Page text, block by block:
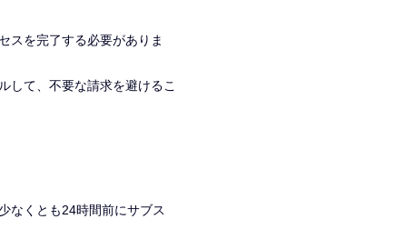
スを完了する必要がありま
して、不要な請求を避けるこ
なくとも24時間前にサブス